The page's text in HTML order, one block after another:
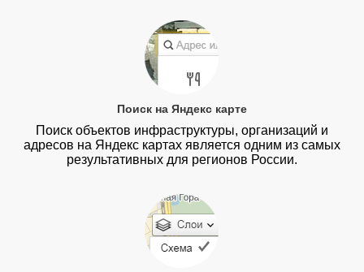
Поиск на Яндекс карте
Поиск объектов инфраструктуры, организаций и
адресов на Яндекс картах является одним из самых
результативных для регионов России.